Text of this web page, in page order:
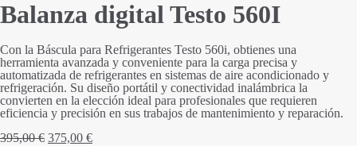
Balanza digital Testo 560I
Con la Báscula para Refrigerantes Testo 560i, obtienes una
herramienta avanzada y conveniente para la carga precisa y
automatizada de refrigerantes en sistemas de aire acondicionado y
refrigeración. Su diseño portátil y conectividad inalámbrica la
convierten en la elección ideal para profesionales que requieren
eficiencia y precisión en sus trabajos de mantenimiento y reparación.
395,00€ El
375,00 €El